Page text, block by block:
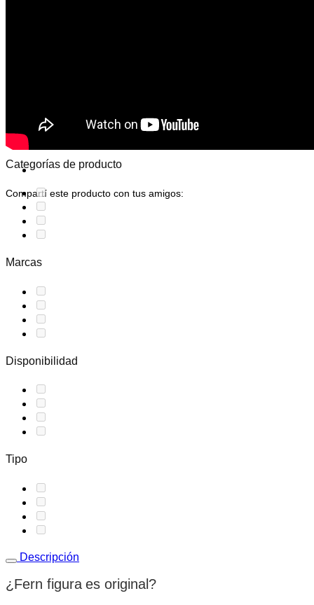
Compartí este producto con tus amigos:
Categorías de producto
Marcas
Disponibilidad
Tipo
Descripción
¿Fern figura es original ?